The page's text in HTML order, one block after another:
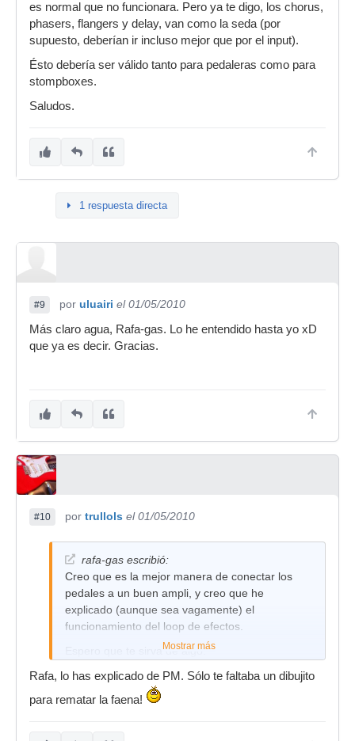
es normal que no funcionara. Pero ya te digo, los chorus,
phasers, flangers y delay, van como la seda (por
supuesto, deberían ir incluso mejor que por el input).
Ésto debería ser válido tanto para pedaleras como para
stompboxes.
Saludos.
1 respuesta directa
#9 por uluairi el 01/05/2010
Más claro agua, Rafa-gas. Lo he entendido hasta yo xD
que ya es decir. Gracias.
#10 por trullols el 01/05/2010
rafa-gas escribió:
Creo que es la mejor manera de conectar los
pedales a un buen ampli, y creo que he
explicado (aunque sea vagamente) el
funcionamiento del loop de efectos.
Espero que te sirva de algo.
Saludos.
Mostrar más
Rafa, lo has explicado de PM. Sólo te faltaba un dibujito
para rematar la faena!